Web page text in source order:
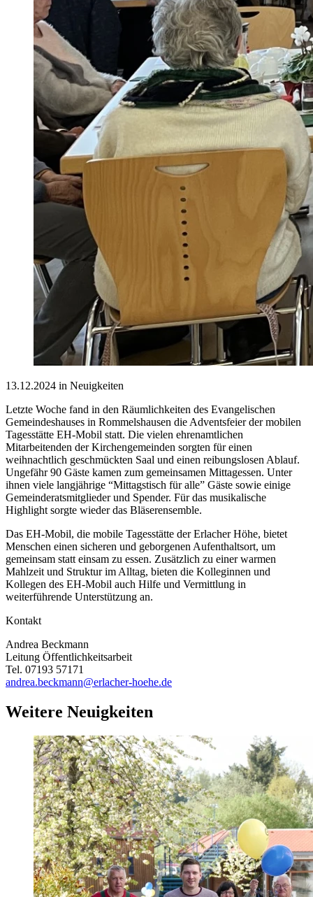
13.12.2024 in Neuigkeiten
Letzte Woche fand in den Räumlichkeiten des Evangelischen
Gemeindeshauses in Rommelshausen die Adventsfeier der mobilen
Tagesstätte EH-Mobil statt. Die vielen ehrenamtlichen
Mitarbeitenden der Kirchengemeinden sorgten für einen
weihnachtlich geschmückten Saal und einen reibungslosen Ablauf.
Ungefähr 90 Gäste kamen zum gemeinsamen Mittagessen. Unter
ihnen viele langjährige “Mittagstisch für alle” Gäste sowie einige
Gemeinderatsmitglieder und Spender. Für das musikalische
Highlight sorgte wieder das Bläserensemble.
Das EH-Mobil, die mobile Tagesstätte der Erlacher Höhe, bietet
Menschen einen sicheren und geborgenen Aufenthaltsort, um
gemeinsam statt einsam zu essen. Zusätzlich zu einer warmen
Mahlzeit und Struktur im Alltag, bieten die Kolleginnen und
Kollegen des EH-Mobil auch Hilfe und Vermittlung in
weiterführende Unterstützung an.
Kontakt
Andrea Beckmann
Leitung Öffentlichkeitsarbeit
Tel. 07193 57171
andrea.beckmann@erlacher-hoehe.de
Weitere Neuigkeiten